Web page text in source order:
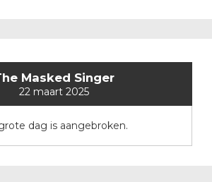
Masked Singer
22 maart 2025
dag is aangebroken.